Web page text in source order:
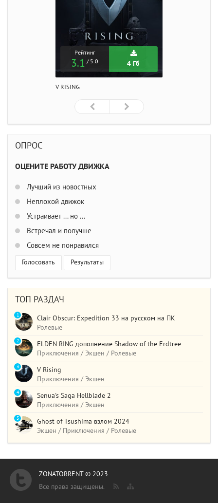
Рейтинг
3.1 / 5.0 4 Гб
V RISING
ОПРОС
ОЦЕНИТЕ РАБОТУ ДВИЖКА
Лучший из новостных
Неплохой движок
Устраивает ... но ...
Встречал и получше
Совсем не понравился
Голосовать Результаты
ТОП РАЗДАЧ
Clair Obscur: Expedition 33 на русском на ПК
Ролевые
1
ELDEN RING дополнение Shadow of the Erdtree
Приключения / Экшен / Ролевые
2
V Rising
Приключения / Экшен
3
Senua's Saga Hellblade 2
Приключения / Экшен
4
Ghost of Tsushima взлом 2024
Экшен / Приключения / Ролевые
5
ZONATORRENT © 2023
Все права защищены.